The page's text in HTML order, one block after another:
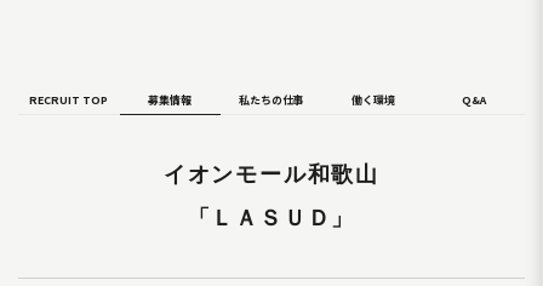
RECRUIT TOP 募集情報 私たちの仕事 働く環境 Q&A
イオンモール和歌山
「ＬＡＳＵＤ」